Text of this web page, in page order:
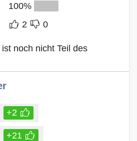
100%
2 0
noch nicht Teil des
+2
+21